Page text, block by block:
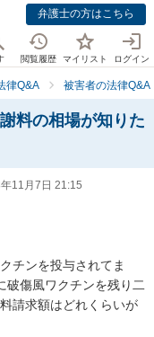
弁護士の方はこちら
閲覧履歴 マイリスト ログイン
律Q&A 被害者の法律Q&A
料の相場が知りた
11月7日 21:15
チンを投与されてま
破傷風ワクチンを残り二
請求額はどれくらいが